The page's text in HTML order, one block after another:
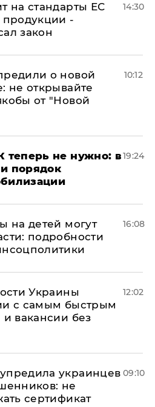
на стандарты ЕС
продукции -
закон
14:30
о новой
не открывайте
от "Новой
10:12
теперь не нужно: в
порядок
19:24
на детей могут
подробности
16:08
Украины
с самым быстрым
и вакансии без
12:02
украинцев
не
сертификат
09:10